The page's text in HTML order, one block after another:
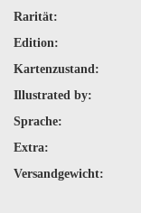
Rarität:
Edition:
Kartenzustand:
Illustrated by:
Sprache:
Extra:
Versandgewicht: